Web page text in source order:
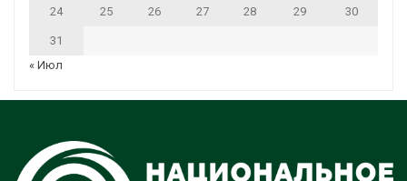
24 25 26 27 28 29 30
31
« Июл